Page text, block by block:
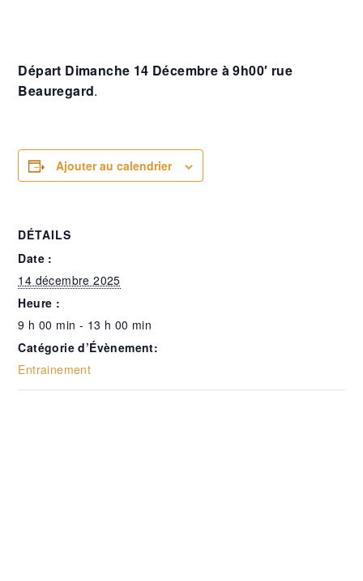
Départ Dimanche 14 Décembre à 9h00′ rue
Beauregard.
Ajouter au calendrier
DÉTAILS
Date :
14 décembre 2025
Heure :
9 h 00 min - 13 h 00 min
Catégorie d’Évènement:
Entrainement